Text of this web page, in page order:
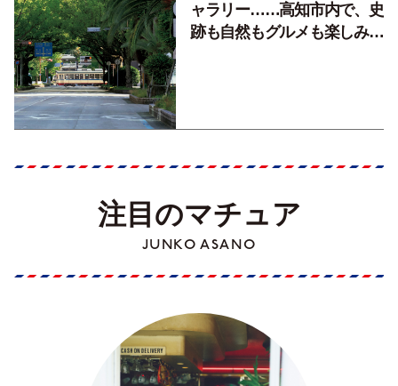
ャラリー……高知市内で、史
跡も自然もグルメも楽しみ尽
注目のマチュア
JUNKO ASANO